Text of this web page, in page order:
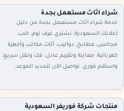
شراء اثاث مستعمل بجدة
خدمة شراء اثاث مستعمل بجدة من دليل
إعلانك السعودية: نشتري غرف نوم، كنب،
مجالس، مطابخ، دواليب، أثاث مكاتب وأجهزة
كهربائية. معاينة وتقييم عادل، فك ونقل سريع،
واستلام فوري. تواصل الآن لتحديد الموعد.
منتجات شركة فوريفر السعودية